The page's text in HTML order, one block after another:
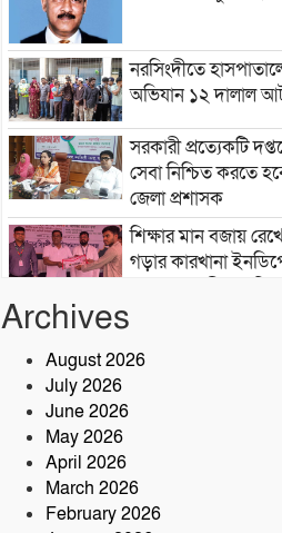
নরসিংদীতে
অভিযান ১২ দালাল
সরকারী প্রত্যেকটি
সেবা নিশ্চিত করতে
জেলা প্রশাসক
শিক্ষার মান বজায়
গড়ার কারখানা
প্রাপ্ত না হয়েই মাটি ভরাট
নরসিংদীতে
মোটরসাইকেল
Archives
August 2026
July 2026
June 2026
May 2026
April 2026
March 2026
February 2026